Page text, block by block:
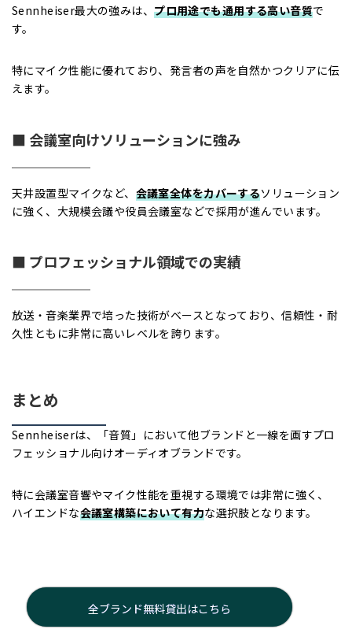
Sennheiser最大の強みは、プロ用途でも通用する高い音質で
す。
特にマイク性能に優れており、発言者の声を自然かつクリアに伝
えます。
■ 会議室向けソリューションに強み
天井設置型マイクなど、 会議室全体をカバーするソリューション
に強く、大規模会議や役員会議室などで採用が進んでいます。
■ プロフェッショナル領域での実績
放送・音楽業界で培った技術がベースとなっており、信頼性・耐
久性ともに非常に高いレベルを誇ります。
まとめ
Sennheiserは、「音質」において他ブランドと一線を画すプロ
フェッショナル向けオーディオブランドです。
特に会議室音響やマイク性能を重視する環境では非常に強く、
ハイエンドな会議室構築において有力な選択肢となります。
全ブランド無料貸出はこちら